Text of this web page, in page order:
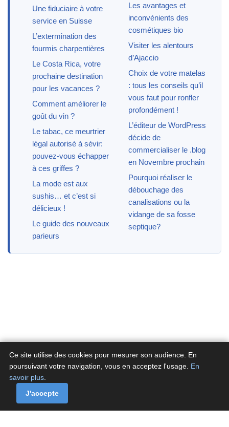
Une fiduciaire à votre
service en Suisse
L’extermination des
fourmis charpentières
Le Costa Rica, votre
prochaine destination
pour les vacances ?
Comment améliorer le
goût du vin ?
Le tabac, ce meurtrier
légal autorisé à sévir:
pouvez-vous échapper
à ces griffes ?
La mode est aux
sushis… et c’est si
délicieux !
Le guide des nouveaux
parieurs
Les avantages et
inconvénients des
cosmétiques bio
Visiter les alentours
d’Ajaccio
Choix de votre matelas
: tous les conseils qu’il
vous faut pour ronfler
profondément !
L’éditeur de WordPress
décide de
commercialiser le .blog
en Novembre prochain
Pourquoi réaliser le
débouchage des
canalisations ou la
vidange de sa fosse
septique?
A propos
Politique de cookies de Fluxenet.fr
Ce site utilise des cookies pour mesurer son audience. En
poursuivant votre navigation, vous en acceptez l'usage. En
savoir plus
J'accepte